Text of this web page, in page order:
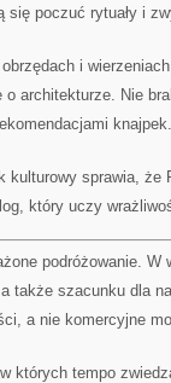
poczuć rytuały i
i
o architekturze. Nie
knajpek.
kulturowy sprawia,
który uczy
podróżowanie.
także szacunku dla
a nie komercyjne
których tempo